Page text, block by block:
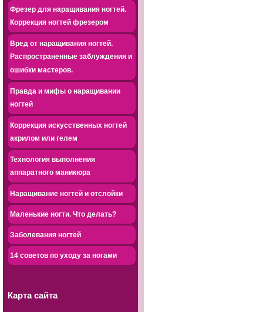
Фрезер для наращивания ногтей.
Коррекция ногтей фрезером
Вред от наращивания ногтей.
Распространенные заблуждения и
ошибки мастеров.
Правда и мифы о наращивании
ногтей
Коррекция искусственных ногтей
акрилом или гелем
Технология выполнения
аппаратного маникюра
Наращивание ногтей и отслойки
Маленькие ногти. Что делать?
Заболевания ногтей
14 советов по уходу за ногами
Карта сайта